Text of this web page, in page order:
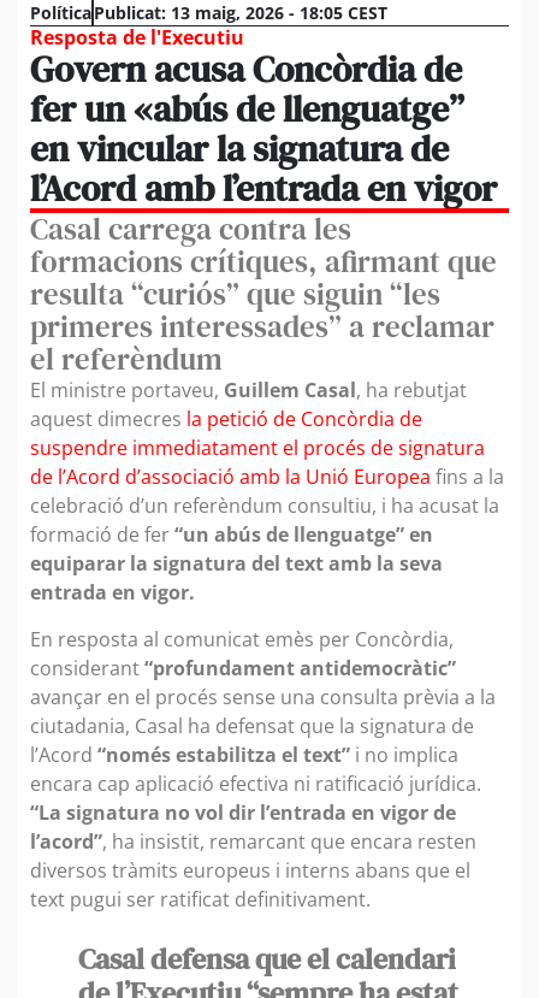
PolíticaPublicat: 13 maig, 2026 - 18:05 CEST
Resposta de l'Executiu
Govern acusa Concòrdia de
fer un «abús de llenguatge”
en vincular la signatura de
l’Acord amb l’entrada en vigor
Casal carrega contra les
formacions crítiques, afirmant que
resulta “curiós” que siguin “les
primeres interessades” a reclamar
el referèndum
El ministre portaveu, Guillem Casal, ha rebutjat
aquest dimecres la petició de Concòrdia de
suspendre immediatament el procés de signatura
de l’Acord d’associació amb la Unió Europea fins a la
celebració d’un referèndum consultiu, i ha acusat la
formació de fer“un abús de llenguatge” en
equiparar la signatura del text amb la seva
entrada en vigor.
En resposta al comunicat emès per Concòrdia,
considerant“profundament antidemocràtic”
avançar en el procés sense una consulta prèvia a la
ciutadania, Casal ha defensat que la signatura de
l’Acord “només estabilitza el text” i no implica
encara cap aplicació efectiva ni ratificació jurídica.
“La signatura no vol dir l’entrada en vigor de
l’acord”, ha insistit, remarcant que encara resten
diversos tràmits europeus i interns abans que el
text pugui ser ratificat definitivament.
Casal defensa que el calendari